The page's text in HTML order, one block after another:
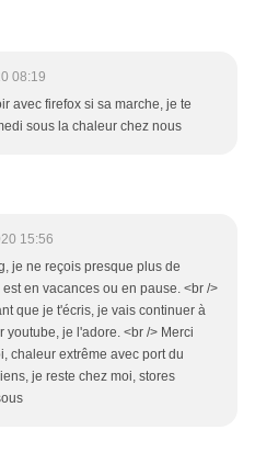
08:19
avec firefox si sa marche, je te
sous la chaleur chez nous
15:56
je ne reçois presque plus de
en vacances ou en pause. <br />
que je t'écris, je vais continuer à
youtube, je l'adore. <br /> Merci
chaleur extrême avec port du
je reste chez moi, stores